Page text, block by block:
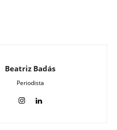
Beatriz Badás
Periodista